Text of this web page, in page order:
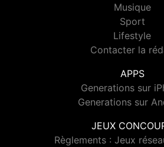
Musique
Sport
Lifestyle
Contacter la
APPS
Generations sur
Generations sur
JEUX
Règlements : Jeux